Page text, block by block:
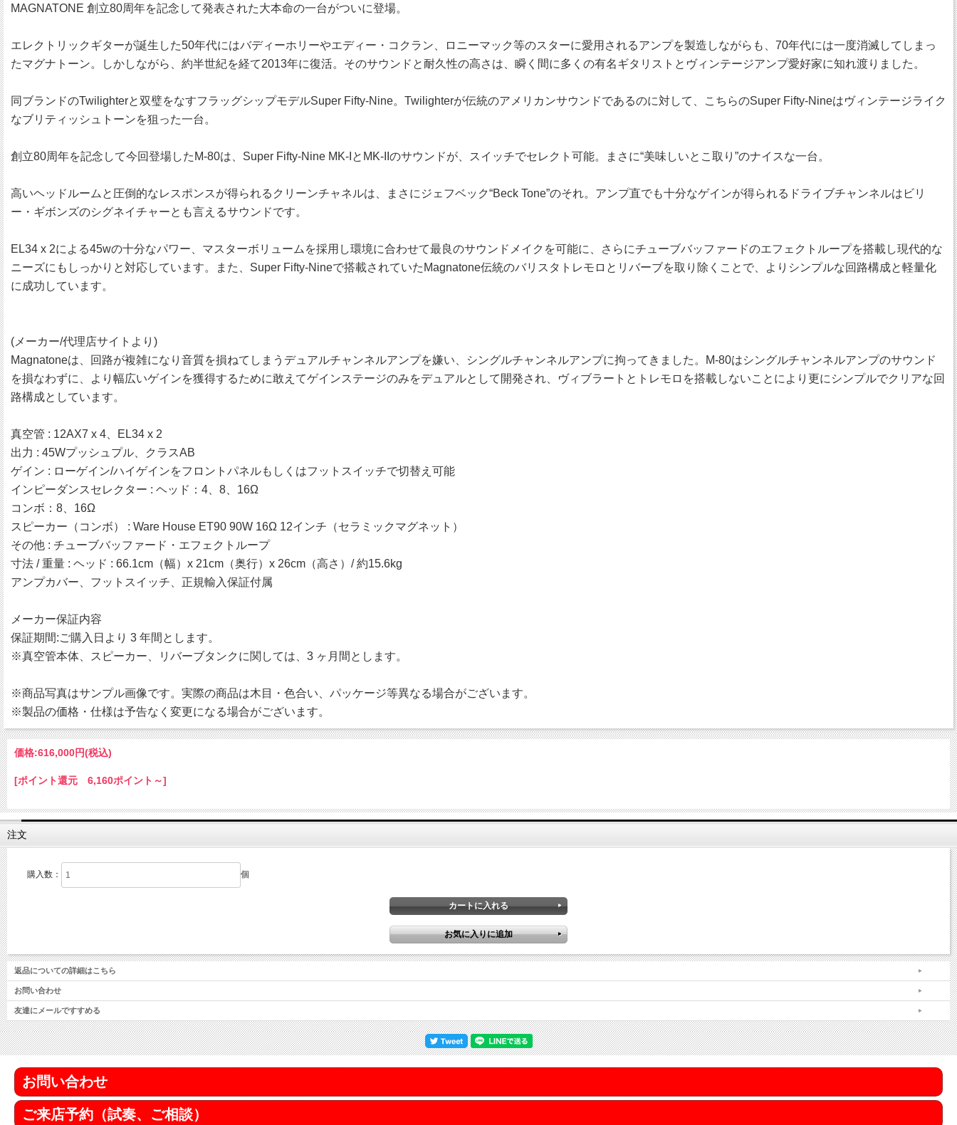
MAGNATONE 創立80周年を記念して発表された大本命の一台がついに登場。
エレクトリックギターが誕生した50年代にはバディーホリーやエディー・コクラン、ロニーマック等のスターに愛用されるアンプを製造しながらも、70年代には一度消滅してしまっ
たマグナトーン。しかしながら、約半世紀を経て2013年に復活。そのサウンドと耐久性の高さは、瞬く間に多くの有名ギタリストとヴィンテージアンプ愛好家に知れ渡りました。
同ブランドのTwilighterと双璧をなすフラッグシップモデルSuper Fifty-Nine。Twilighterが伝統のアメリカンサウンドであるのに対して、こちらのSuper Fifty-Nineはヴィンテージライク
なブリティッシュトーンを狙った一台。
創立80周年を記念して今回登場したM-80は、Super Fifty-Nine MK-IとMK-IIのサウンドが、スイッチでセレクト可能。まさに“美味しいとこ取り”のナイスな一台。
高いヘッドルームと圧倒的なレスポンスが得られるクリーンチャネルは、まさにジェフベック“Beck Tone”のそれ。アンプ直でも十分なゲインが得られるドライブチャンネルはビリ
ー・ギボンズのシグネイチャーとも言えるサウンドです。
EL34 x 2による45wの十分なパワー、マスターボリュームを採用し環境に合わせて最良のサウンドメイクを可能に、さらにチューブバッファードのエフェクトループを搭載し現代的な
ニーズにもしっかりと対応しています。また、Super Fifty-Nineで搭載されていたMagnatone伝統のバリスタトレモロとリバーブを取り除くことで、よりシンプルな回路構成と軽量化
に成功しています。
(メーカー/代理店サイトより)
Magnatoneは、回路が複雑になり音質を損ねてしまうデュアルチャンネルアンプを嫌い、シングルチャンネルアンプに拘ってきました。M-80はシングルチャンネルアンプのサウンド
を損なわずに、より幅広いゲインを獲得するために敢えてゲインステージのみをデュアルとして開発され、ヴィブラートとトレモロを搭載しないことにより更にシンプルでクリアな回
路構成としています。
真空管 : 12AX7 x 4、EL34 x 2
出力 : 45Wプッシュプル、クラスAB
ゲイン : ローゲイン/ハイゲインをフロントパネルもしくはフットスイッチで切替え可能
インピーダンスセレクター : ヘッド：4、8、16Ω
コンボ：8、16Ω
スピーカー（コンボ） : Ware House ET90 90W 16Ω 12インチ（セラミックマグネット）
その他 : チューブバッファード・エフェクトループ
寸法 / 重量 : ヘッド : 66.1cm（幅）x 21cm（奥行）x 26cm（高さ）/ 約15.6kg
アンプカバー、フットスイッチ、正規輸入保証付属
メーカー保証内容
保証期間:ご購入日より 3 年間とします。
※真空管本体、スピーカー、リバーブタンクに関しては、3 ヶ月間とします。
※商品写真はサンプル画像です。実際の商品は木目・色合い、パッケージ等異なる場合がございます。
※製品の価格・仕様は予告なく変更になる場合がございます。
価格:616,000円(税込)
[ポイント還元 6,160ポイント～]
注文
購入数： 個
返品についての詳細はこちら
お問い合わせ
友達にメールですすめる
お問い合わせ
ご来店予約（試奏、ご相談）